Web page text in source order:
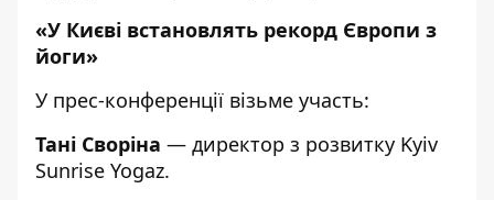
«У Києві встановлять рекорд Європи з
йоги»
У прес-конференції візьме участь:
Тані Своріна — директор з розвитку Kyiv
Sunrise Yogaz.